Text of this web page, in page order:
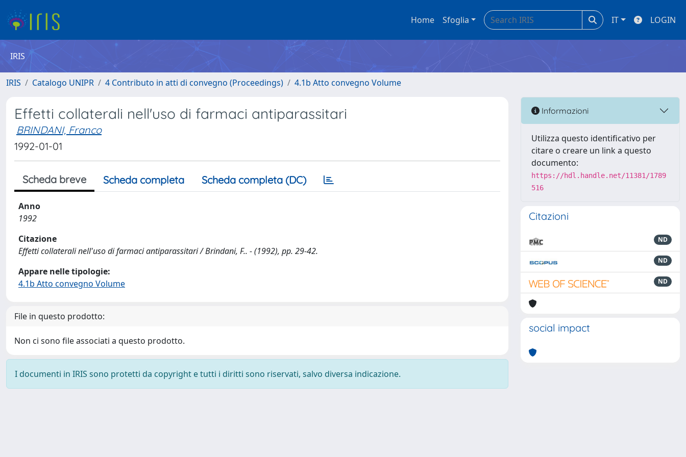
Home Sfoglia IT LOGIN
IRIS
IRIS Catalogo UNIPR 4 Contributo in atti di convegno (Proceedings) 4.1b Atto convegno Volume
Effetti collaterali nell'uso di farmaci antiparassitari
BRINDANI, Franco
1992-01-01
Scheda breve Scheda completa Scheda completa (DC)
Anno
1992
Citazione
Effetti collaterali nell'uso di farmaci antiparassitari / Brindani, F.. - (1992), pp. 29-42.
Appare nelle tipologie:
4.1b Atto convegno Volume
File in questo prodotto:
Non ci sono file associati a questo prodotto.
I documenti in IRIS sono protetti da copyright e tutti i diritti sono riservati, salvo diversa indicazione.
Informazioni
Utilizza questo identificativo per
citare o creare un link a questo
documento:
https://hdl.handle.net/11381/1789
516
Citazioni
ND
ND
ND
social impact